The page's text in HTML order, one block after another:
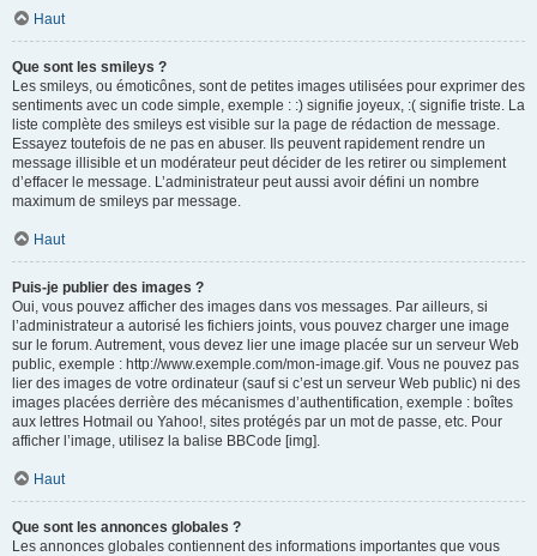
Haut
Que sont les smileys ?
Les smileys, ou émoticônes, sont de petites images utilisées pour exprimer des
sentiments avec un code simple, exemple : :) signifie joyeux, :( signifie triste. La
liste complète des smileys est visible sur la page de rédaction de message.
Essayez toutefois de ne pas en abuser. Ils peuvent rapidement rendre un
message illisible et un modérateur peut décider de les retirer ou simplement
d’effacer le message. L’administrateur peut aussi avoir défini un nombre
maximum de smileys par message.
Haut
Puis-je publier des images ?
Oui, vous pouvez afficher des images dans vos messages. Par ailleurs, si
l’administrateur a autorisé les fichiers joints, vous pouvez charger une image
sur le forum. Autrement, vous devez lier une image placée sur un serveur Web
public, exemple : http://www.exemple.com/mon-image.gif. Vous ne pouvez pas
lier des images de votre ordinateur (sauf si c’est un serveur Web public) ni des
images placées derrière des mécanismes d’authentification, exemple : boîtes
aux lettres Hotmail ou Yahoo!, sites protégés par un mot de passe, etc. Pour
afficher l’image, utilisez la balise BBCode [img].
Haut
Que sont les annonces globales ?
Les annonces globales contiennent des informations importantes que vous